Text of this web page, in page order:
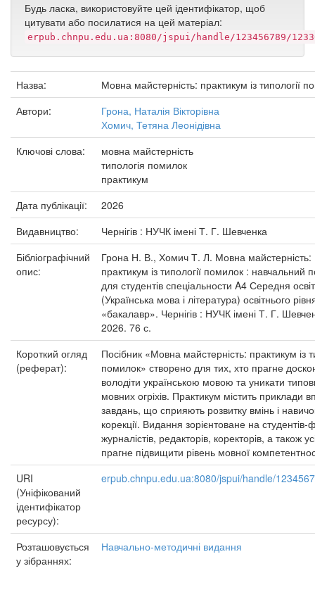
Будь ласка, використовуйте цей ідентифікатор, щоб
цитувати або посилатися на цей матеріал:
erpub.chnpu.edu.ua:8080/jspui/handle/123456789/
Назва:
Мовна майстерність: практикум із типології
Автори:
Грона, Наталія Вікторівна
Хомич, Тетяна Леонідівна
Ключові слова:
мовна майстерність
типологія помилок
практикум
Дата публікації:
2026
Видавництво:
Чернігів : НУЧК імені Т. Г. Шевченка
Бібліографічний
опис:
Грона Н. В., Хомич Т. Л. Мовна майстерність:
практикум із типології помилок : навчальний
для студентів спеціальности A4 Середня
(Українська мова і література) освітнього
«бакалавр». Чернігів : НУЧК імені Т. Г.
2026. 76 с.
Короткий огляд
(реферат):
Посібник «Мовна майстерність: практикум із
помилок» створено для тих, хто прагне
володіти українською мовою та уникати
мовних огріхів. Практикум містить приклади
завдань, що сприяють розвитку вмінь і
корекції. Видання зорієнтоване на студентів-
журналістів, редакторів, коректорів, а також
прагне підвищити рівень мовної
URI
(Уніфікований
ідентифікатор
ресурсу):
erpub.chnpu.edu.ua:8080/jspui/handle/
Розташовується
у зібраннях:
Навчально-методичні видання